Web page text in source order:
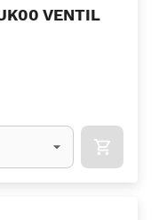
VENTIL